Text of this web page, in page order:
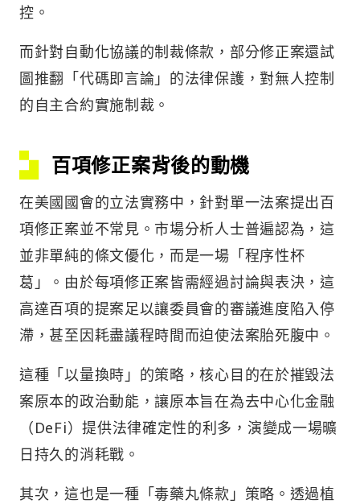
控。
而針對自動化協議的制裁條款，部分修正案還試
圖推翻「代碼即言論」的法律保護，對無人控制
的自主合約實施制裁。
百項修正案背後的動機
在美國國會的立法實務中，針對單一法案提出百
項修正案並不常見。市場分析人士普遍認為，這
並非單純的條文優化，而是一場「程序性杯
葛」。由於每項修正案皆需經過討論與表決，這
高達百項的提案足以讓委員會的審議進度陷入停
滯，甚至因耗盡議程時間而迫使法案胎死腹中。
這種「以量換時」的策略，核心目的在於摧毀法
案原本的政治動能，讓原本旨在為去中心化金融
（DeFi）提供法律確定性的利多，演變成一場曠
日持久的消耗戰。
其次，這也是一種「毒藥丸條款」策略。透過植